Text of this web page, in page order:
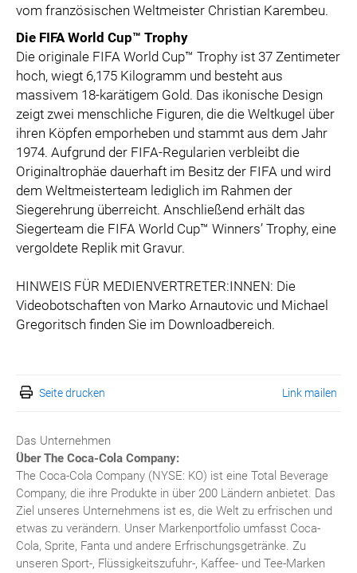
vom französischen Weltmeister Christian Karembeu.
Die FIFA World Cup™ Trophy
Die originale FIFA World Cup™ Trophy ist 37 Zentimeter
hoch, wiegt 6,175 Kilogramm und besteht aus
massivem 18-karätigem Gold. Das ikonische Design
zeigt zwei menschliche Figuren, die die Weltkugel über
ihren Köpfen emporheben und stammt aus dem Jahr
1974. Aufgrund der FIFA-Regularien verbleibt die
Originaltrophäe dauerhaft im Besitz der FIFA und wird
dem Weltmeisterteam lediglich im Rahmen der
Siegerehrung überreicht. Anschließend erhält das
Siegerteam die FIFA World Cup™ Winners’ Trophy, eine
vergoldete Replik mit Gravur.
HINWEIS FÜR MEDIENVERTRETER:INNEN: Die
Videobotschaften von Marko Arnautovic und Michael
Gregoritsch finden Sie im Downloadbereich.
Seite drucken Link mailen
Das Unternehmen
Über The Coca-Cola Company:
The Coca-Cola Company (NYSE: KO) ist eine Total Beverage
Company, die ihre Produkte in über 200 Ländern anbietet. Das
Ziel unseres Unternehmens ist es, die Welt zu erfrischen und
etwas zu verändern. Unser Markenportfolio umfasst Coca-
Cola, Sprite, Fanta und andere Erfrischungsgetränke. Zu
unseren Sport-, Flüssigkeitszufuhr-, Kaffee- und Tee-Marken